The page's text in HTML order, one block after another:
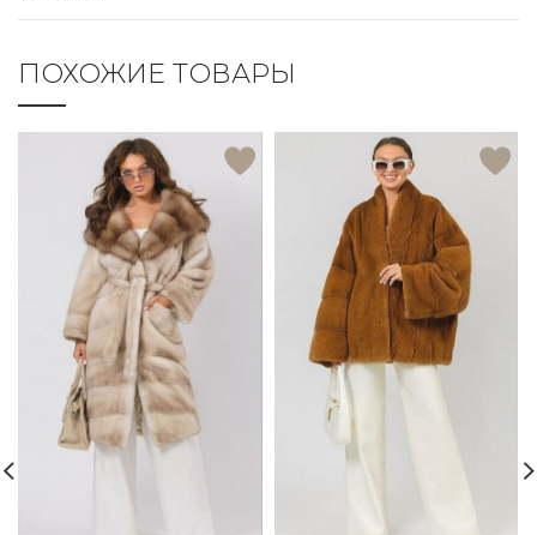
ПОХОЖИЕ ТОВАРЫ